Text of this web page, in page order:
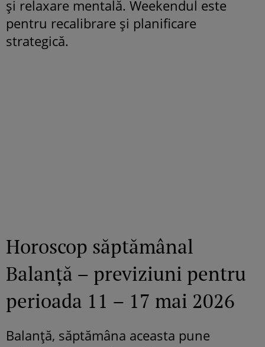
și relaxare mentală. Weekendul este
pentru recalibrare și planificare
strategică.
Horoscop săptămânal
Balanță – previziuni pentru
perioada 11 – 17 mai 2026
Balanță, săptămâna aceasta pune